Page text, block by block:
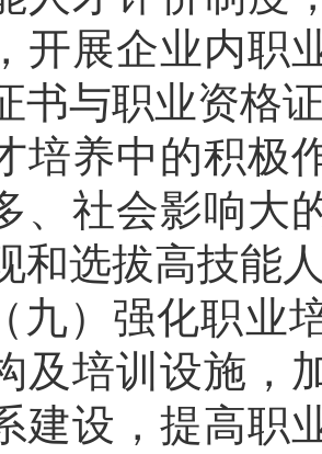
开展企业内职
书与职业资格
培养中的积极
、社会影响大
和选拔高技能
）强化职业
及培训设施，
建设，提高职